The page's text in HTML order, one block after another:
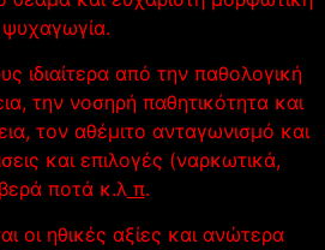
ψυχαγωγία.
ιδιαίτερα από την παθολογική
την νοσηρή παθητικότητα και
τον αθέμιτο ανταγωνισμό και
και επιλογές (ναρκωτικά,
ποτά κ.λ π.
οι ηθικές αξίες και ανώτερα